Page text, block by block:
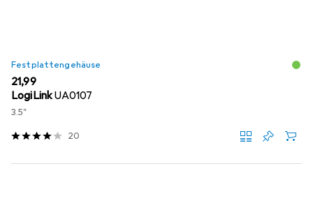
Festplattengehäuse
EUR
21,99
LogiLinkUA0107
3.5"
20